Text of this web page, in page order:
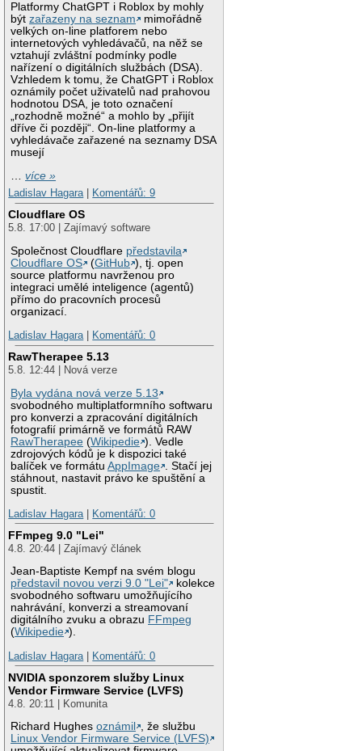
Platformy ChatGPT i Roblox by mohly
býtzařazeny na seznam
mimořádně
velkých on-line platforem nebo
internetových vyhledávačů, na něž se
vztahují zvláštní podmínky podle
nařízení o digitálních službách (DSA).
Vzhledem k tomu, že ChatGPT i Roblox
oznámily počet uživatelů nad prahovou
hodnotou DSA, je toto označení
„rozhodně možné“ a mohlo by „přijít
dříve či později“. On-line platformy a
vyhledávače zařazené na seznamy DSA
musejí
…více »
Ladislav Hagara| Komentářů: 9
Cloudflare OS
5.8. 17:00 | Zajímavý software
Společnost Cloudflare představila
Cloudflare OS
(GitHub ), tj. open
source platformu navrženou pro
integraci umělé inteligence (agentů)
přímo do pracovních procesů
organizací.
Ladislav Hagara| Komentářů: 0
RawTherapee 5.13
5.8. 12:44 | Nová verze
Byla vydána nová verze 5.13
svobodného multiplatformního softwaru
pro konverzi a zpracování digitálních
fotografií primárně ve formátů RAW
RawTherapee (Wikipedie ). Vedle
zdrojových kódů je k dispozici také
balíček ve formátuAppImage
. Stačí jej
stáhnout, nastavit právo ke spuštění a
spustit.
Ladislav Hagara| Komentářů: 0
FFmpeg 9.0 "Lei"
4.8. 20:44 | Zajímavý článek
Jean-Baptiste Kempf na svém blogu
představil novou verzi 9.0 "Lei"
kolekce
svobodného softwaru umožňujícího
nahrávání, konverzi a streamovaní
digitálního zvuku a obrazu FFmpeg
(Wikipedie ).
Ladislav Hagara| Komentářů: 0
NVIDIA sponzorem služby Linux
Vendor Firmware Service (LVFS)
4.8. 20:11 | Komunita
Richard Hughesoznámil
, že službu
Linux Vendor Firmware Service (LVFS)